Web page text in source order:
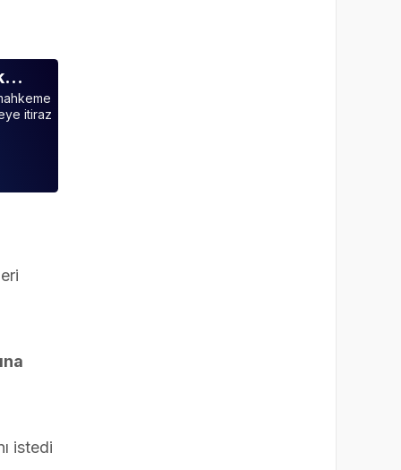
itiraz
istedi